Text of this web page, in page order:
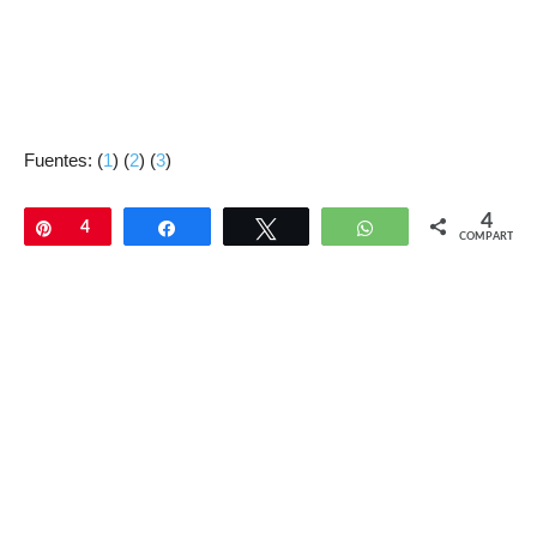
Fuentes: (1) (2) (3)
Pin
4 Compartir WhatsApp 4
COMPARTIR